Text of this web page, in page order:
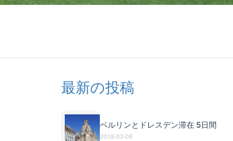
最新の投稿
ベルリンとドレスデン滞在 5日間
2018-03-08